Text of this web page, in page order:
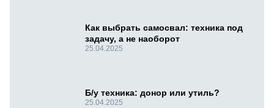
Как выбрать самосвал: техника под
задачу, а не наоборот
25.04.2025
Б/у техника: донор или утиль?
25.04.2025